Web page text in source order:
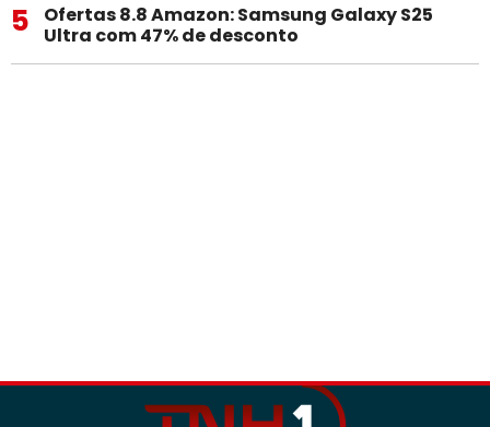
5
Ofertas 8.8 Amazon: Samsung Galaxy S25
Ultra com 47% de desconto